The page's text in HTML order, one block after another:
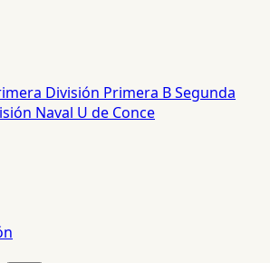
División Primera BSegunda
Naval U de Conce